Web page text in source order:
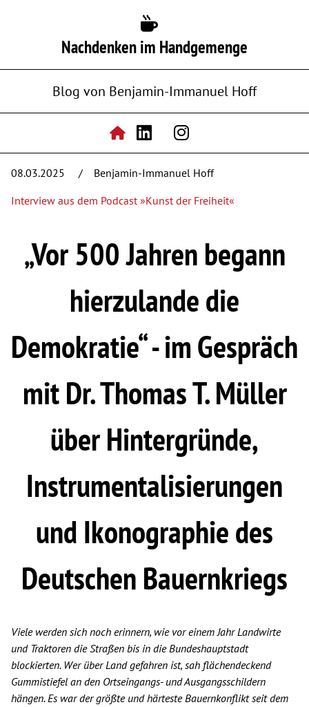
Nachdenken im Handgemenge
Blog von Benjamin-Immanuel Hoff
08.03.2025
Benjamin-Immanuel Hoff
Interview aus dem Podcast »Kunst der Freiheit«
„Vor 500 Jahren begann
hierzulande die
Demokratie“ - im Gespräch
mit Dr. Thomas T. Müller
über Hintergründe,
Instrumentalisierungen
und Ikonographie des
Deutschen Bauernkriegs
Viele werden sich noch erinnern, wie vor einem Jahr Landwirte
und Traktoren die Straßen bis in die Bundeshauptstadt
blockierten. Wer über Land gefahren ist, sah flächendeckend
Gummistiefel an den Ortseingangs- und Ausgangsschildern
hängen. Es war der größte und härteste Bauernkonflikt seit dem